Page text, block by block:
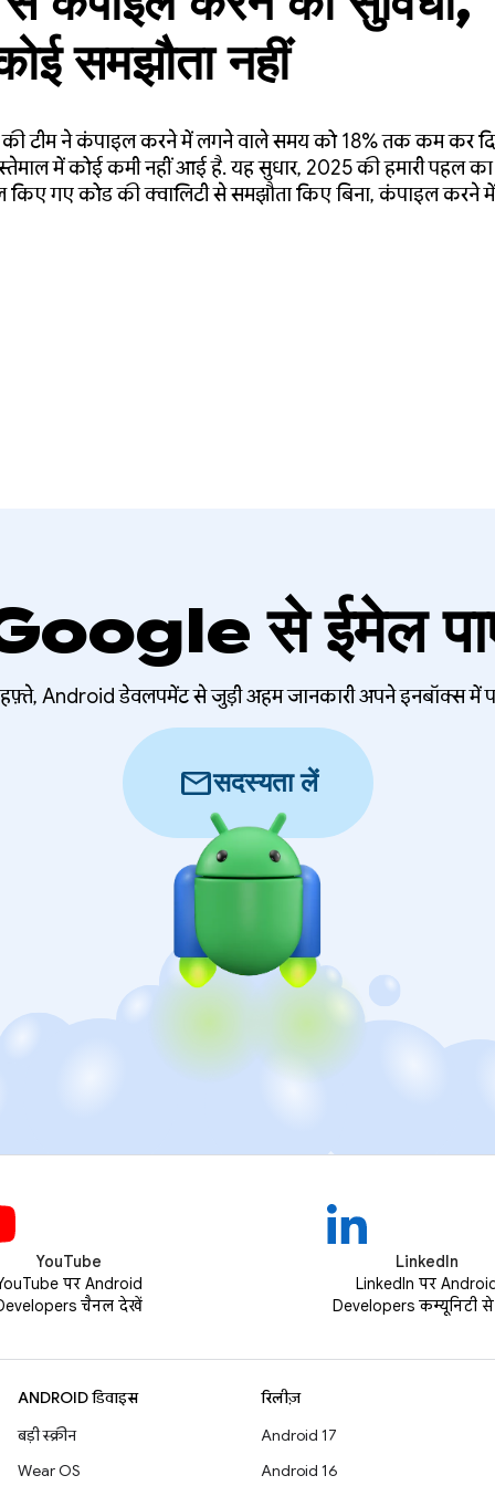
समझौता नहीं
टीम ने कंपाइल करने में लगने वाले समय को 18% तक कम कर
में कोई कमी नहीं आई है. यह सुधार, 2025 की हमारी पहल
किए गए कोड की क्वालिटी से समझौता किए बिना, कंपाइल
से ईमेल
Android डेवलपमेंट से जुड़ी अहम जानकारी अपने इनबॉक्स में
mailसदस्यता लें
YouTube
पर Android
चैनल देखें
LinkedIn
LinkedIn पर
Developers कम्यूनिटी
ANDROID डिवाइस
बड़ी स्क्रीन
Wear OS
रिलीज़
Android 17
Android 16